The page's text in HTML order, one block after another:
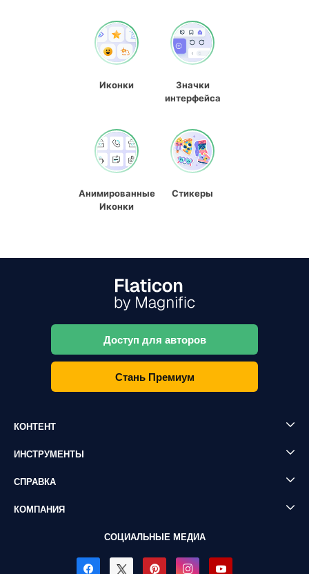
Иконки
Значки
интерфейса
Анимированные
Иконки
Стикеры
Доступ для авторов
Стань Премиум
КОНТЕНТ
ИНСТРУМЕНТЫ
СПРАВКА
КОМПАНИЯ
СОЦИАЛЬНЫЕ МЕДИА